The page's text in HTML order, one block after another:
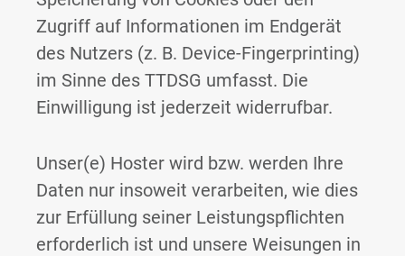
Zugriff auf Informationen im Endgerät
des Nutzers (z. B. Device-Fingerprinting)
im Sinne des TTDSG umfasst. Die
Einwilligung ist jederzeit widerrufbar.
Unser(e) Hoster wird bzw. werden Ihre
Daten nur insoweit verarbeiten, wie dies
zur Erfüllung seiner Leistungspflichten
erforderlich ist und unsere Weisungen in